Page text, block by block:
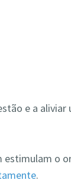
e a aliviar
estimulam o
.